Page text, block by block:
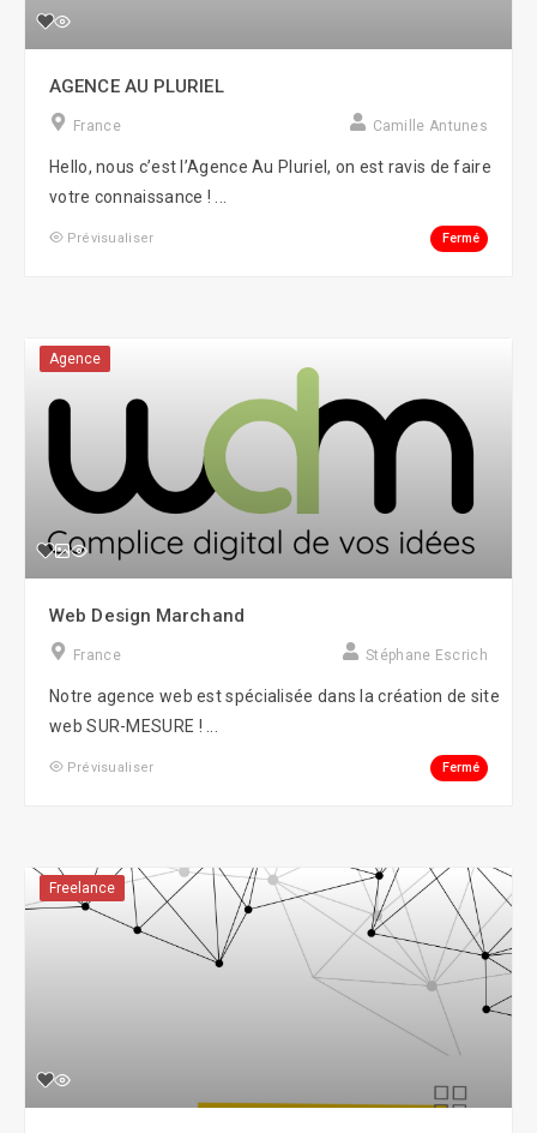
AGENCE AU PLURIEL
France Camille Antunes
Hello, nous c’est l’Agence Au Pluriel, on est ravis de faire
votre connaissance ! ...
Prévisualiser Fermé
Agence
Web Design Marchand
France Stéphane Escrich
Notre agence web est spécialisée dans la création de site
web SUR-MESURE ! ...
Prévisualiser Fermé
Freelance